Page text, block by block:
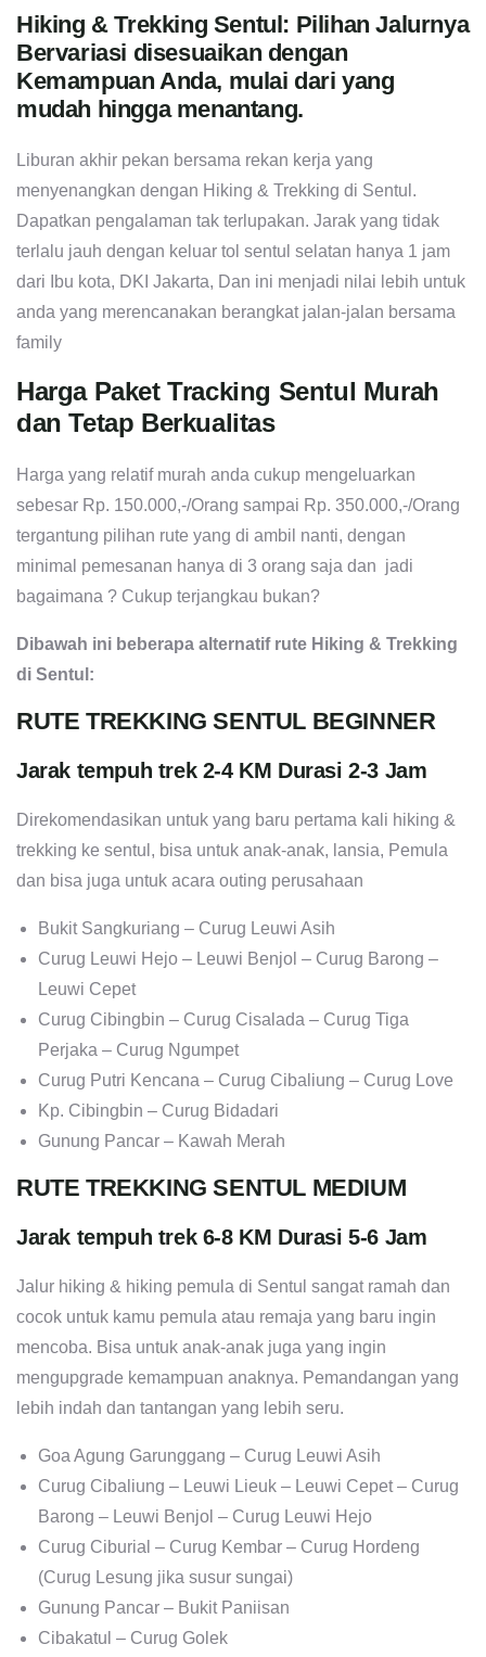
Hiking & Trekking Sentul: Pilihan Jalurnya
Bervariasi disesuaikan dengan
Kemampuan Anda, mulai dari yang
mudah hingga menantang.
Liburan akhir pekan bersama rekan kerja yang
menyenangkan dengan Hiking & Trekking di Sentul.
Dapatkan pengalaman tak terlupakan. Jarak yang tidak
terlalu jauh dengan keluar tol sentul selatan hanya 1 jam
dari Ibu kota, DKI Jakarta, Dan ini menjadi nilai lebih untuk
anda yang merencanakan berangkat jalan-jalan bersama
family
Harga Paket Tracking Sentul Murah
dan Tetap Berkualitas
Harga yang relatif murah anda cukup mengeluarkan
sebesar Rp. 150.000,-/Orang sampai Rp. 350.000,-/Orang
tergantung pilihan rute yang di ambil nanti, dengan
minimal pemesanan hanya di 3 orang saja dan jadi
bagaimana ? Cukup terjangkau bukan?
Dibawah ini beberapa alternatif rute Hiking & Trekking
di Sentul:
RUTE TREKKING SENTUL BEGINNER
Jarak tempuh trek 2-4 KM Durasi 2-3 Jam
Direkomendasikan untuk yang baru pertama kali hiking &
trekking ke sentul, bisa untuk anak-anak, lansia, Pemula
dan bisa juga untuk acara outing perusahaan
Bukit Sangkuriang – Curug Leuwi Asih
Curug Leuwi Hejo – Leuwi Benjol – Curug Barong –
Leuwi Cepet
Curug Cibingbin – Curug Cisalada – Curug Tiga
Perjaka – Curug Ngumpet
Curug Putri Kencana – Curug Cibaliung – Curug Love
Kp. Cibingbin – Curug Bidadari
Gunung Pancar – Kawah Merah
RUTE TREKKING SENTUL MEDIUM
Jarak tempuh trek 6-8 KM Durasi 5-6 Jam
Jalur hiking & hiking pemula di Sentul sangat ramah dan
cocok untuk kamu pemula atau remaja yang baru ingin
mencoba. Bisa untuk anak-anak juga yang ingin
mengupgrade kemampuan anaknya. Pemandangan yang
lebih indah dan tantangan yang lebih seru.
Goa Agung Garunggang – Curug Leuwi Asih
Curug Cibaliung – Leuwi Lieuk – Leuwi Cepet – Curug
Barong – Leuwi Benjol – Curug Leuwi Hejo
Curug Ciburial – Curug Kembar – Curug Hordeng
(Curug Lesung jika susur sungai)
Gunung Pancar – Bukit Paniisan
Cibakatul – Curug Golek